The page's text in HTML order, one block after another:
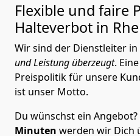
Flexible und faire
Halteverbot in
Wir sind der Dienstleiter in
und Leistung überzeugt.
Preispolitik für unsere
ist unser Motto.
Du wünschst ein Angebot?
Minuten werden wir Dich